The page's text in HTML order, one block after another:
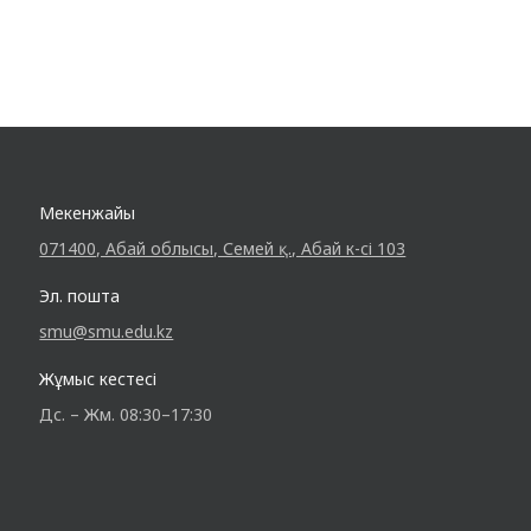
Мекенжайы
071400, Абай облысы, Семей қ., Абай к-сі 103
Эл. пошта
smu@smu.edu.kz
Жұмыс кестесі
Дс. – Жм. 08:30–17:30